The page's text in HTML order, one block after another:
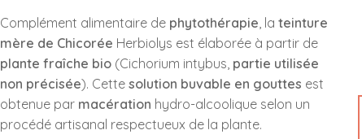
Complément alimentaire de phytothérapie, la teinture
mère de Chicorée Herbiolys est élaborée à partir de
plante fraîche bio (Cichorium intybus, partie utilisée
non précisée). Cette solution buvable en gouttes est
obtenue par macération hydro-alcoolique selon un
procédé artisanal respectueux de la plante.